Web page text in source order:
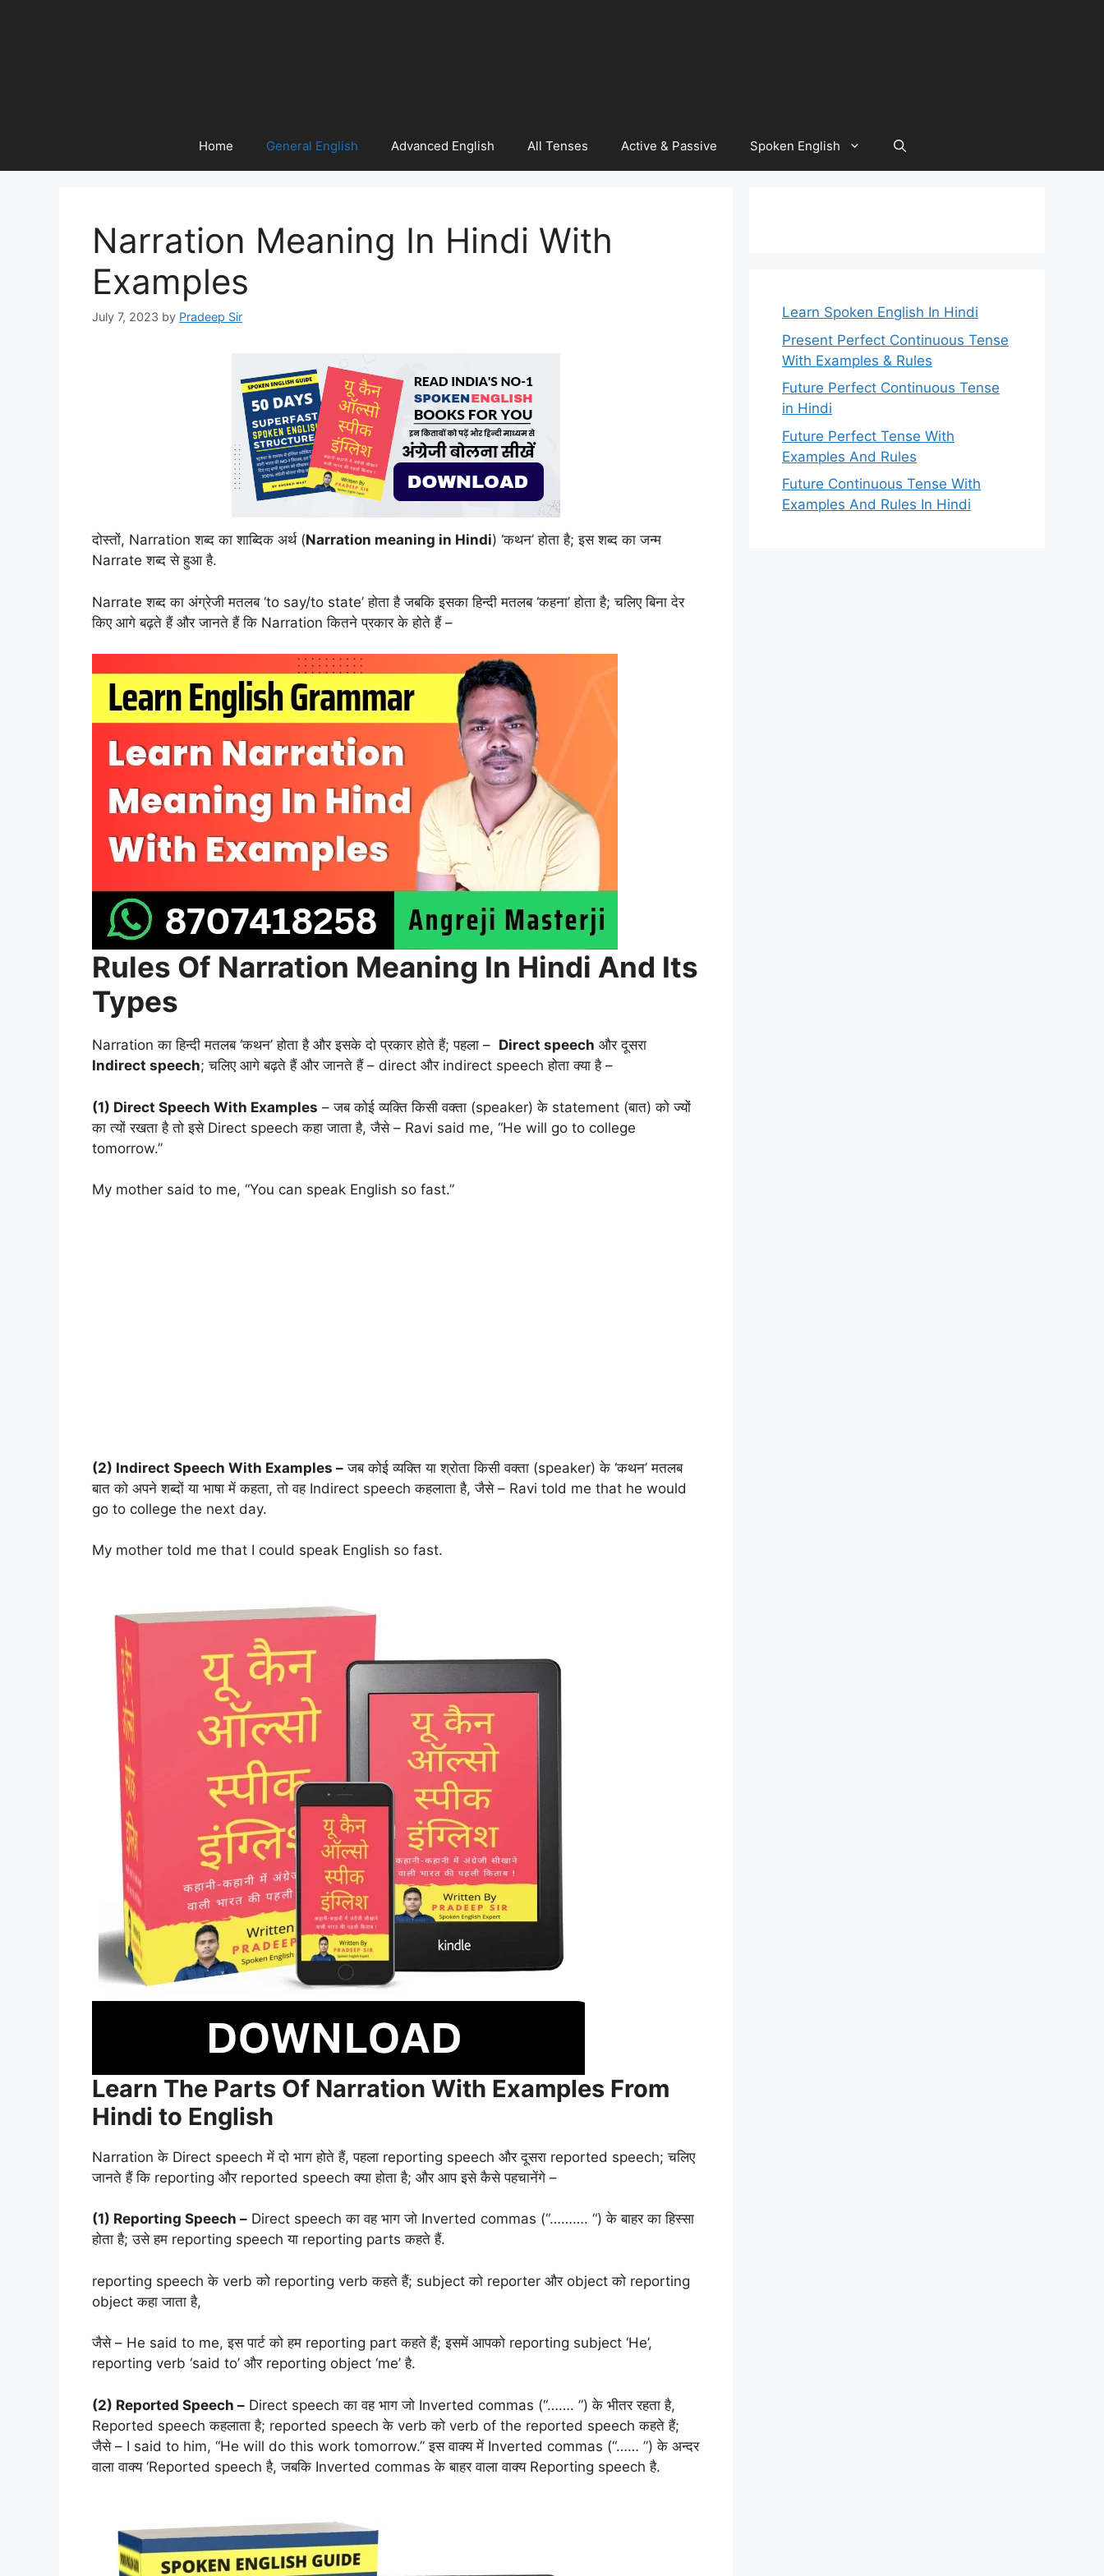
Home General English Advanced English All Tenses Active & Passive Spoken English
Narration Meaning In Hindi With
Examples
July 7, 2023 by Pradeep Sir
दोस्तों, Narration शब्द का शाब्दिक अर्थ (Narration meaning in Hindi) ‘कथन’ होता है; इस शब्द का जन्म
Narrate शब्द से हुआ है.
Narrate शब्द का अंग्रेजी मतलब ‘to say/to state’ होता है जबकि इसका हिन्दी मतलब ‘कहना’ होता है; चलिए बिना देर
किए आगे बढ़ते हैं और जानते हैं कि Narration कितने प्रकार के होते हैं –
Rules Of Narration Meaning In Hindi And Its
Types
Narration का हिन्दी मतलब ‘कथन’ होता है और इसके दो प्रकार होते हैं; पहला – Direct speech और दूसरा
Indirect speech; चलिए आगे बढ़ते हैं और जानते हैं – direct और indirect speech होता क्या है –
(1) Direct Speech With Examples – जब कोई व्यक्ति किसी वक्ता (speaker) के statement (बात) को ज्यों
का त्यों रखता है तो इसे Direct speech कहा जाता है, जैसे – Ravi said me, “He will go to college
tomorrow.”
My mother said to me, “You can speak English so fast.”
(2) Indirect Speech With Examples – जब कोई व्यक्ति या श्रोता किसी वक्ता (speaker) के ‘कथन’ मतलब
बात को अपने शब्दों या भाषा में कहता, तो वह Indirect speech कहलाता है, जैसे – Ravi told me that he would
go to college the next day.
My mother told me that I could speak English so fast.
Learn The Parts Of Narration With Examples From
Hindi to English
Narration के Direct speech में दो भाग होते हैं, पहला reporting speech और दूसरा reported speech; चलिए
जानते हैं कि reporting और reported speech क्या होता है; और आप इसे कैसे पहचानेंगे –
(1) Reporting Speech – Direct speech का वह भाग जो Inverted commas (“………. “) के बाहर का हिस्सा
होता है; उसे हम reporting speech या reporting parts कहते हैं.
reporting speech के verb को reporting verb कहते हैं; subject को reporter और object को reporting
object कहा जाता है,
जैसे – He said to me, इस पार्ट को हम reporting part कहते हैं; इसमें आपको reporting subject ‘He’,
reporting verb ‘said to’ और reporting object ‘me’ है.
(2) Reported Speech – Direct speech का वह भाग जो Inverted commas (“……. ”) के भीतर रहता है,
Reported speech कहलाता है; reported speech के verb को verb of the reported speech कहते हैं;
जैसे – I said to him, “He will do this work tomorrow.” इस वाक्य में Inverted commas (“…… ”) के अन्दर
वाला वाक्य ‘Reported speech है, जबकि Inverted commas के बाहर वाला वाक्य Reporting speech है.
Learn Spoken English In Hindi
Present Perfect Continuous Tense
With Examples & Rules
Future Perfect Continuous Tense
in Hindi
Future Perfect Tense With
Examples And Rules
Future Continuous Tense With
Examples And Rules In Hindi